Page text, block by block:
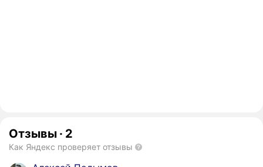
Отзывы · 2
Как Яндекс проверяет отзывы